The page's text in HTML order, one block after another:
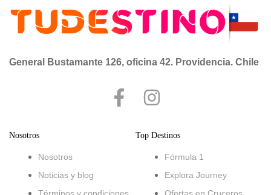
General Bustamante 126, oficina 42. Providencia. Chile
Nosotros
Nosotros
Noticias y blog
Top Destinos
Fórmula 1
Explora Journey